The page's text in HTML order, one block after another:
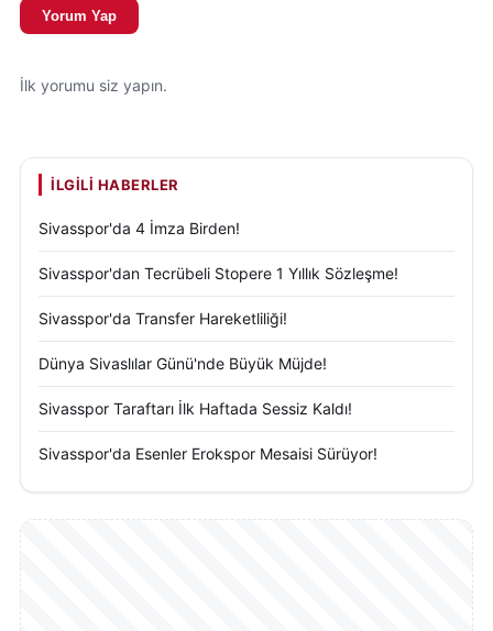
Yorum Yap
İlk yorumu siz yapın.
İLGILI HABERLER
Sivasspor'da 4 İmza Birden!
Sivasspor'dan Tecrübeli Stopere 1 Yıllık Sözleşme!
Sivasspor'da Transfer Hareketliliği!
Dünya Sivaslılar Günü'nde Büyük Müjde!
Sivasspor Taraftarı İlk Haftada Sessiz Kaldı!
Sivasspor'da Esenler Erokspor Mesaisi Sürüyor!